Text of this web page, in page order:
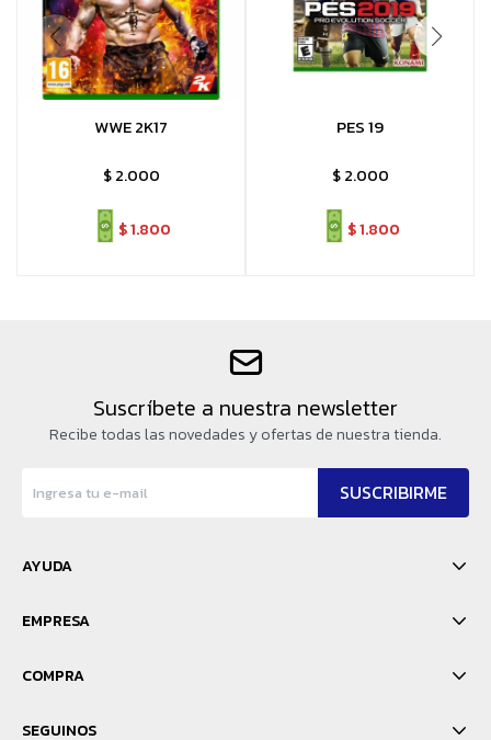
WWE 2K17
$ 2.000
$1.800
PES 19
$ 2.000
$1.800
Suscríbete a nuestra newsletter
Recibe todas las novedades y ofertas de nuestra tienda.
SUSCRIBIRME
AYUDA
EMPRESA
COMPRA
SEGUINOS